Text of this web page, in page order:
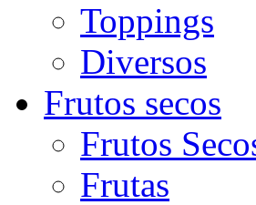
Toppings
Diversos
Frutos secos
Frutos
Frutas